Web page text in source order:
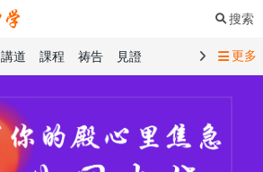
搜索
講道 課程 祷告
見證
講道精選
創世記 馬太福音
傳道書
01 創世記
02 出埃及記
更多